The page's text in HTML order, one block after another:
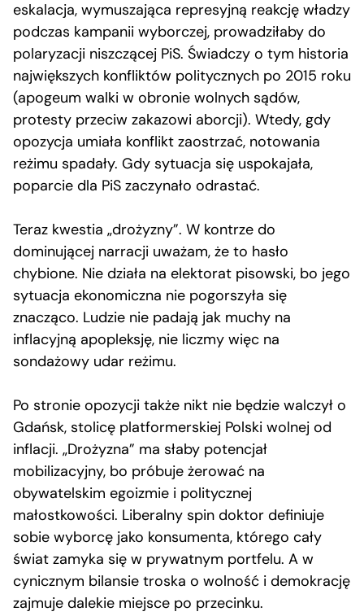
eskalacja, wymuszająca represyjną reakcję władzy
podczas kampanii wyborczej, prowadziłaby do
polaryzacji niszczącej PiS. Świadczy o tym historia
największych konfliktów politycznych po 2015 roku
(apogeum walki w obronie wolnych sądów,
protesty przeciw zakazowi aborcji). Wtedy, gdy
opozycja umiała konflikt zaostrzać, notowania
reżimu spadały. Gdy sytuacja się uspokajała,
poparcie dla PiS zaczynało odrastać.
Teraz kwestia „drożyzny”. W kontrze do
dominującej narracji uważam, że to hasło
chybione. Nie działa na elektorat pisowski, bo jego
sytuacja ekonomiczna nie pogorszyła się
znacząco. Ludzie nie padają jak muchy na
inflacyjną apopleksję, nie liczmy więc na
sondażowy udar reżimu.
Po stronie opozycji także nikt nie będzie walczył o
Gdańsk, stolicę platformerskiej Polski wolnej od
inflacji. „Drożyzna” ma słaby potencjał
mobilizacyjny, bo próbuje żerować na
obywatelskim egoizmie i politycznej
małostkowości. Liberalny spin doktor definiuje
sobie wyborcę jako konsumenta, którego cały
świat zamyka się w prywatnym portfelu. A w
cynicznym bilansie troska o wolność i demokrację
zajmuje dalekie miejsce po przecinku.